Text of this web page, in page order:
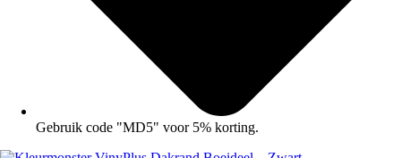
Gebruik code "MD5" voor 5% korting.